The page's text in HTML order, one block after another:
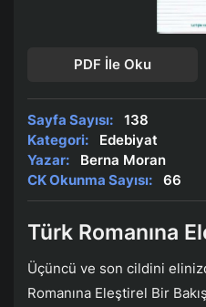
PDF İle Oku
Sayfa Sayısı:
138
Kategori:
Edebiyat
Yazar:
Berna Moran
CK Okunma Sayısı:
66
Türk Romanına
Üçüncü ve son cildini
Romanına Eleştirel Bir